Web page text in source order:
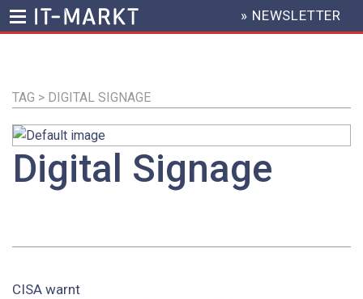
Inhalt
HEADER
MENU
» NEWSLETTER
TAG > DIGITAL SIGNAGE
Digital Signage
CISA warnt